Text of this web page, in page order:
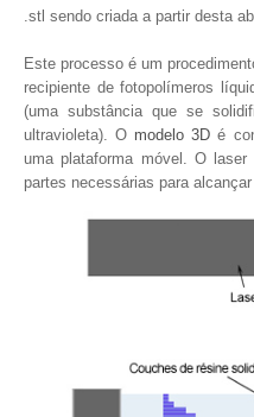
.stl sendo criada a partir desta
Este processo é um
recipiente de fotopolímeros
(uma substância que se
ultravioleta). O modelo 3D é
uma plataforma móvel. O
partes necessárias para